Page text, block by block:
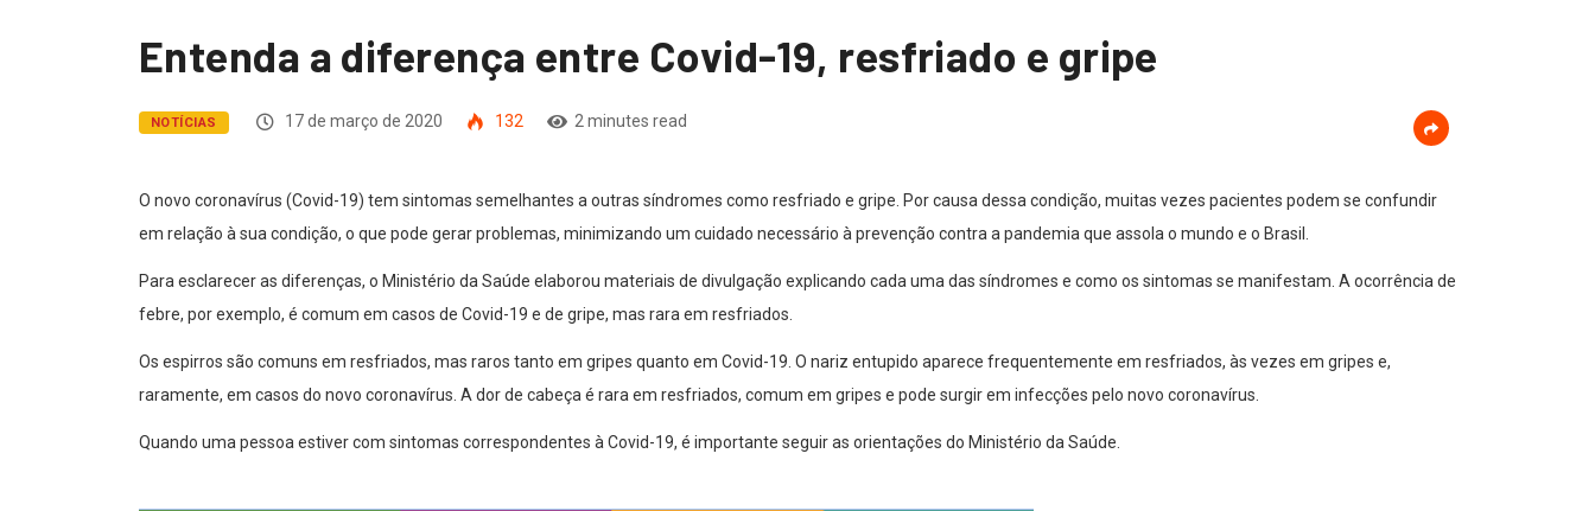
Entenda a diferença entre Covid-19, resfriado e gripe
NOTÍCIAS 17 de março de 2020 132 2 minutes read
O novo coronavírus (Covid-19) tem sintomas semelhantes a outras síndromes como resfriado e gripe. Por causa dessa condição, muitas vezes pacientes podem se confundir
em relação à sua condição, o que pode gerar problemas, minimizando um cuidado necessário à prevenção contra a pandemia que assola o mundo e o Brasil.
Para esclarecer as diferenças, o Ministério da Saúde elaborou materiais de divulgação explicando cada uma das síndromes e como os sintomas se manifestam. A ocorrência de
febre, por exemplo, é comum em casos de Covid-19 e de gripe, mas rara em resfriados.
Os espirros são comuns em resfriados, mas raros tanto em gripes quanto em Covid-19. O nariz entupido aparece frequentemente em resfriados, às vezes em gripes e,
raramente, em casos do novo coronavírus. A dor de cabeça é rara em resfriados, comum em gripes e pode surgir em infecções pelo novo coronavírus.
Quando uma pessoa estiver com sintomas correspondentes à Covid-19, é importante seguir as orientações do Ministério da Saúde.